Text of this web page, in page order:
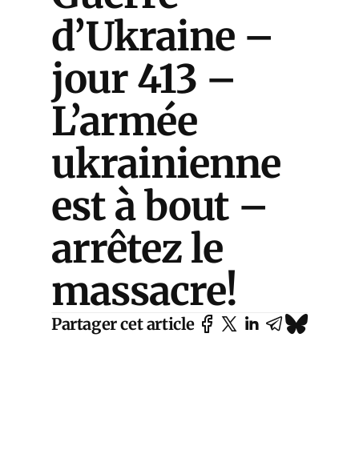
d’Ukraine –
jour 413 –
L’armée
ukrainienne
est à bout –
arrêtez le
massacre!
Partager cet article